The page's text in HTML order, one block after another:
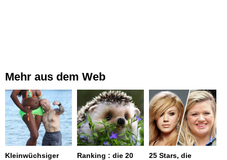
Mehr aus dem Web
Kleinwüchsiger
Ranking : die 20
25 Stars, die